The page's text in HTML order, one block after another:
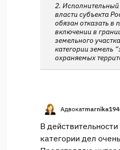
2. Исполнительный
власти субъекта
обязан отказать в
включении в
земельного
категории земель
охраняемых
Адвокат
В
категории дел